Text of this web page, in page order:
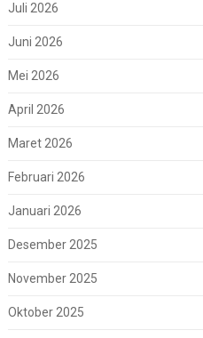
Juli 2026
Juni 2026
Mei 2026
April 2026
Maret 2026
Februari 2026
Januari 2026
Desember 2025
November 2025
Oktober 2025